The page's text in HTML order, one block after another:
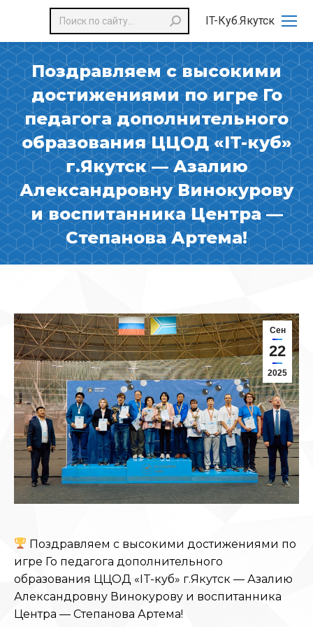
IT-Куб.Якутск
Поиск:
Поздравляем с высокими
достижениями по игре Го
педагога дополнительного
образования ЦЦОД «IT-куб»
г.Якутск — Азалию
Александровну Винокурову
и воспитанника Центра —
Степанова Артема!
Сен
22
2025
Поздравляем с высокими достижениями по
игре Го педагога дополнительного
образования ЦЦОД «IT-куб» г.Якутск — Азалию
Александровну Винокурову и воспитанника
Центра — Степанова Артема!